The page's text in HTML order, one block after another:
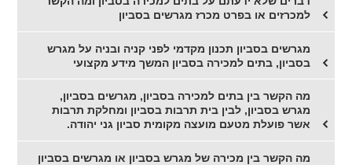
למכרזים או בפרט מכרז מגרשים בסביון
מגרשים בסביון תכנון מקדמי לפני קניה ובניה על מגרש
בסביון, בתים למכירה בסביון המשך מידע מקצועי
מה הקשר בין בתים למכירה בסביון, מגרשים בסביון,
מגרש בסביון, לבין בית תרבות בסביון ומחלקת תרבות
אשר פועלת מטעם מועצה מקומית סביון גני יהודה.
מה הקשר בין מכירה של מגרש בסביון או מגרשים בסביון